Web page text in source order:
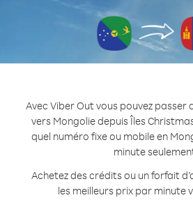
Avec Viber Out vous pouvez passer
vers Mongolie depuis Îles
quel numéro fixe ou mobile en
minute
Achetez des crédits ou un forfait
les meilleurs prix par minute